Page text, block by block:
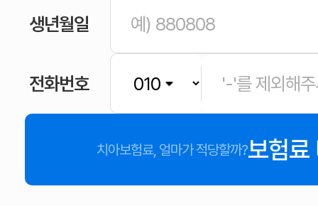
생년월일
전화번호
치아보험료, 얼마가 적당할까?보험료